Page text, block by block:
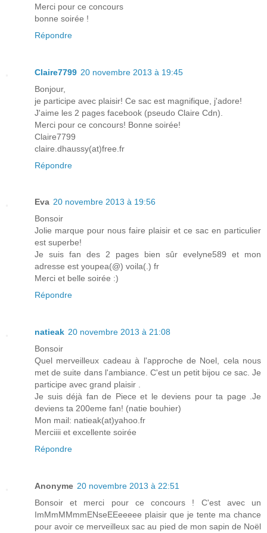
Merci pour ce concours
bonne soirée !
Répondre
Claire7799 20 novembre 2013 à 19:45
Bonjour,
je participe avec plaisir! Ce sac est magnifique, j'adore!
J'aime les 2 pages facebook (pseudo Claire Cdn).
Merci pour ce concours! Bonne soirée!
Claire7799
claire.dhaussy(at)free.fr
Répondre
Eva 20 novembre 2013 à 19:56
Bonsoir
Jolie marque pour nous faire plaisir et ce sac en particulier
est superbe!
Je suis fan des 2 pages bien sûr evelyne589 et mon
adresse est youpea(@) voila(.) fr
Merci et belle soirée :)
Répondre
natieak 20 novembre 2013 à 21:08
Bonsoir
Quel merveilleux cadeau à l'approche de Noel, cela nous
met de suite dans l'ambiance. C'est un petit bijou ce sac. Je
participe avec grand plaisir .
Je suis déjà fan de Piece et le deviens pour ta page .Je
deviens ta 200eme fan! (natie bouhier)
Mon mail: natieak(at)yahoo.fr
Merciiii et excellente soirée
Répondre
Anonyme 20 novembre 2013 à 22:51
Bonsoir et merci pour ce concours ! C'est avec un
ImMmMMmmENseEEeeeee plaisir que je tente ma chance
pour avoir ce merveilleux sac au pied de mon sapin de Noël